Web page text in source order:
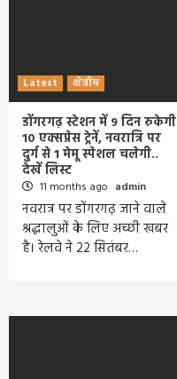
Latest क्षेत्रीय
डोंगरगढ़ स्टेशन में 9 दिन रुकेगी
10 एक्सप्रेस ट्रेनें, नवरात्रि पर
दुर्ग से 1 मेमू स्पेशल चलेगी..
देखें लिस्ट
11 months ago admin
नवरात्र पर डोंगरगढ़ जाने वाले
श्रद्धालुओं के लिए अच्छी खबर
है। रेलवे ने 22 सितंबर…